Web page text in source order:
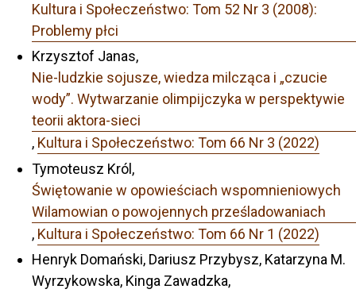
Kultura i Społeczeństwo: Tom 52 Nr 3 (2008):
Problemy płci
Krzysztof Janas,
Nie-ludzkie sojusze, wiedza milcząca i „czucie
wody”. Wytwarzanie olimpijczyka w perspektywie
teorii aktora-sieci
, Kultura i Społeczeństwo: Tom 66 Nr 3 (2022)
Tymoteusz Król,
Świętowanie w opowieściach wspomnieniowych
Wilamowian o powojennych prześladowaniach
, Kultura i Społeczeństwo: Tom 66 Nr 1 (2022)
Henryk Domański, Dariusz Przybysz, Katarzyna M.
Wyrzykowska, Kinga Zawadzka,